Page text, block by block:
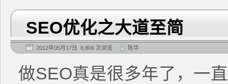
SEO优化之大道至简
2012年05月17日 8,806 次浏览 陈华
做SEO真是很多年了，一